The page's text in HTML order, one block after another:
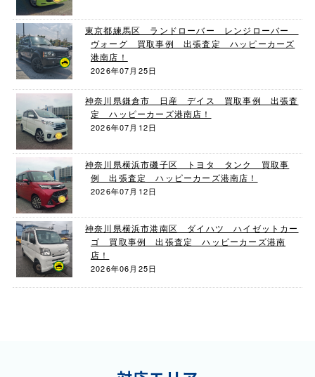
東京都練馬区 ランドローバー レンジローバー
ヴォーグ 買取事例 出張査定 ハッピーカーズ
港南店！
2026年07月25日
神奈川県鎌倉市 日産 デイス 買取事例 出張査
定 ハッピーカーズ港南店！
2026年07月12日
神奈川県横浜市磯子区 トヨタ タンク 買取事
例 出張査定 ハッピーカーズ港南店！
2026年07月12日
神奈川県横浜市港南区 ダイハツ ハイゼットカー
ゴ 買取事例 出張査定 ハッピーカーズ港南
店！
2026年06月25日